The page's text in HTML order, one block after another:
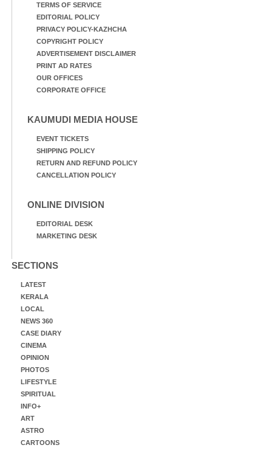
TERMS OF SERVICE
EDITORIAL POLICY
PRIVACY POLICY-KAZHCHA
COPYRIGHT POLICY
ADVERTISEMENT DISCLAIMER
PRINT AD RATES
OUR OFFICES
CORPORATE OFFICE
KAUMUDI MEDIA HOUSE
EVENT TICKETS
SHIPPING POLICY
RETURN AND REFUND POLICY
CANCELLATION POLICY
ONLINE DIVISION
EDITORIAL DESK
MARKETING DESK
SECTIONS
LATEST
KERALA
LOCAL
NEWS 360
CASE DIARY
CINEMA
OPINION
PHOTOS
LIFESTYLE
SPIRITUAL
INFO+
ART
ASTRO
CARTOONS